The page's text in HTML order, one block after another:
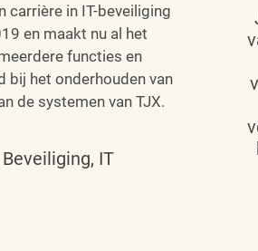
carrière in IT-beveiliging
en maakt nu al het
functies en
bij het onderhouden van
de systemen van TJX.
Beveiliging, IT